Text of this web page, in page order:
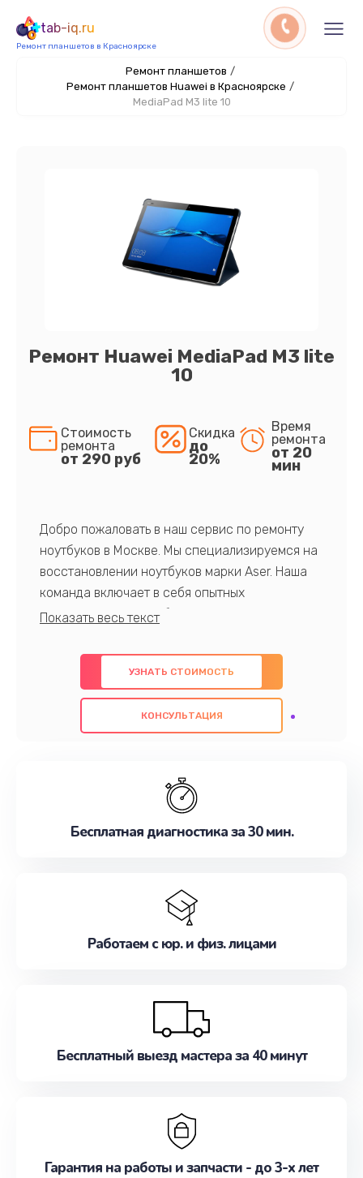
tab-iq.ru
Ремонт планшетов в Красноярске
Ремонт планшетов /
Ремонт планшетов Huawei в Красноярске /
MediaPad M3 lite 10
Ремонт Huawei MediaPad M3 lite
10
Стоимость
ремонта
от 290 руб
Скидка
до
20%
Время
ремонта
от 20
мин
Добро пожаловать в наш сервис по ремонту
ноутбуков в Москве. Мы специализируемся на
восстановлении ноутбуков марки Aser. Наша
команда включает в себя опытных
профессионалов с обширными знаниями и
предлагаем быстрый и качественный ремонт с
использованием оригинальных компонентов, а
также гарантируем качество всех
проведенных работ. Наша цель - предоставить
наилучшим образом. Не медлите записаться на
УЗНАТЬ СТОИМОСТЬ
КОНСУЛЬТАЦИЯ
Бесплатная диагностика за 30 мин.
Работаем с юр. и физ. лицами
Бесплатный выезд мастера за 40 минут
Гарантия на работы и запчасти - до 3-х лет